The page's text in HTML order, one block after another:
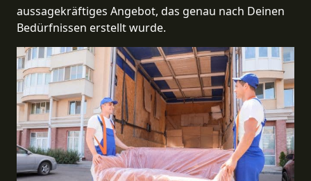
aussagekräftiges Angebot, das genau nach Deinen
Bedürfnissen erstellt wurde.